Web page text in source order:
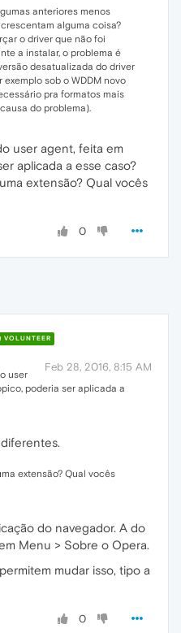
anteriores menos
alguma coisa?
o driver que não foi
a instalar, o problema é
desatualizada do driver
sob o WDDM novo
pra formatos mais
do problema).
user agent, feita em
aplicada a esse caso?
extensão? Qual vocês
0
VOLUNTEER
Feb 28, 2016, 8:15 AM
user
poderia ser aplicada a
extensão? Qual vocês
do navegador. A do
Menu > Sobre o Opera.
mudar isso, tipo a
0